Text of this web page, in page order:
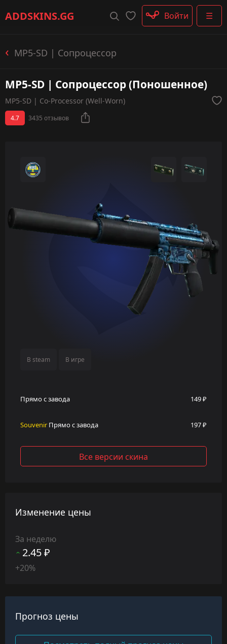
ADDSKINS.GG ☰
Пистолеты-пулемёты
Перчатки
Войти
MP5-SD | Сопроцессор
MP5-SD | Сопроцессор (Поношенное)
MP5-SD | Co-Processor (Well-Worn)
4.7 3435 отзывов
В steam В игре
Прямо с завода 149 ₽
Souvenir Прямо с завода 197 ₽
Все версии скина
Изменение цены
За неделю
2.45 ₽
+20%
Прогноз цены